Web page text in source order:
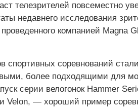
телезрителей повсеместно
недавнего исследования
компанией Magna
спортивных соревнований стали
более подходящими для
серии велогонок Hammer
Velon, — хороший пример